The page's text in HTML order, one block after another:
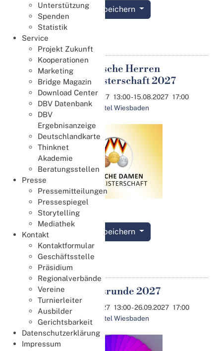
Unterstützung
Spenden
Statistik
Service
Projekt Zukunft
Kooperationen
Marketing
Bridge Magazin
Download Center
DBV Datenbank
DBV
Ergebnisanzeige
Deutschlandkarte
Thinknet
Akademie
Beratungsstellen
Presse
Pressemitteilungen
Pressespiegel
Storytelling
Mediathek
Kontakt
Kontaktformular
Geschäftsstelle
Präsidium
Regionalverbände
Vereine
Turnierleiter
Ausbilder
Gerichtsbarkeit
Datenschutzerklärung
Impressum
Termin speichern
14
Aug.
63. Deutsche Herren
Paarmeisterschaft 2027
14.08.2027 13:00- 15.08.2027 17:00
Penta Hotel Wiesbaden
Termin speichern
Details
25
Aufstiegsrunde 2027
25.09.2027 13:00- 26.09.2027 17:00
Penta Hotel Wiesbaden